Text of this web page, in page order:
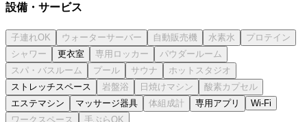
設備・サービス
更衣室
ストレッチスペース
エステマシン
マッサージ器具 専用アプリ Wi-Fi